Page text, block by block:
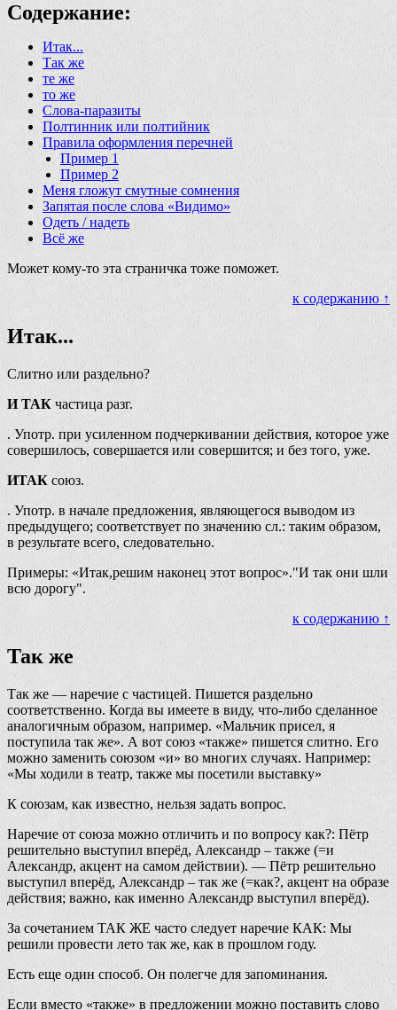
Содержание:
Итак...
Так же
те же
то же
Слова-паразиты
Полтинник или полтийник
Правила оформления перечней
Пример 1
Пример 2
Меня гложут смутные сомнения
Запятая после слова «Видимо»
Одеть / надеть
Всё же
Может кому-то эта страничка тоже поможет.
к содержанию ↑
Итак...
Слитно или раздельно?
И ТАК частица разг.
. Употр. при усиленном подчеркивании действия, которое уже
совершилось, совершается или совершится; и без того, уже.
ИТАК союз.
. Употр. в начале предложения, являющегося выводом из
предыдущего; соответствует по значению сл.: таким образом,
в результате всего, следовательно.
Примеры: «Итак,решим наконец этот вопрос»."И так они шли
всю дорогу".
к содержанию ↑
Так же
Так же — наречие с частицей. Пишется раздельно
соответственно. Когда вы имеете в виду, что-либо сделанное
аналогичным образом, например. «Мальчик присел, я
поступила так же». А вот союз «также» пишется слитно. Его
можно заменить союзом «и» во многих случаях. Например:
«Мы ходили в театр, также мы посетили выставку»
К союзам, как известно, нельзя задать вопрос.
Наречие от союза можно отличить и по вопросу как?: Пётр
решительно выступил вперёд, Александр – также (=и
Александр, акцент на самом действии). — Пётр решительно
выступил вперёд, Александр – так же (=как?, акцент на образе
действия; важно, как именно Александр выступил вперёд).
За сочетанием ТАК ЖЕ часто следует наречие КАК: Мы
решили провести лето так же, как в прошлом году.
Есть еще один способ. Он полегче для запоминания.
Если вместо «также» в предложении можно поставить слово